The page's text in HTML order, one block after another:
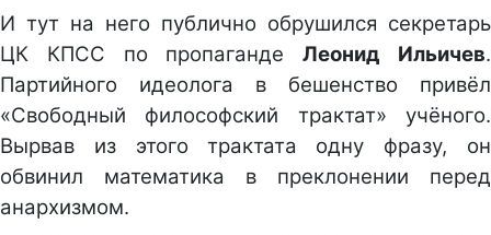
И тут на него публично обрушился секретарь
ЦК КПСС по пропагандеЛеонид Ильичев.
Партийного идеолога в бешенство привёл
«Свободный философский трактат» учёного.
Вырвав из этого трактата одну фразу, он
обвинил математика в преклонении перед
анархизмом.